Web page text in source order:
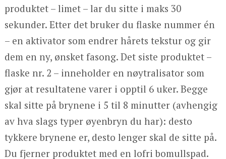
produktet – limet – lar du sitte i maks 30
sekunder. Etter det bruker du flaske nummer én
– en aktivator som endrer hårets tekstur og gir
dem en ny, ønsket fasong. Det siste produktet –
flaske nr. 2 – inneholder en nøytralisator som
gjør at resultatene varer i opptil 6 uker. Begge
skal sitte på brynene i 5 til 8 minutter (avhengig
av hva slags typer øyenbryn du har): desto
tykkere brynene er, desto lenger skal de sitte på.
Du fjerner produktet med en lofri bomullspad.